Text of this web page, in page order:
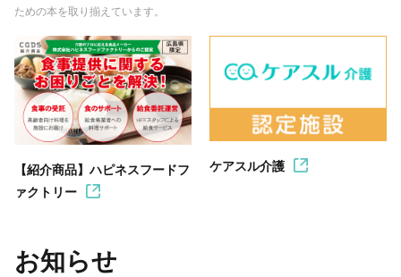
ための本を取り揃えています。
【紹介商品】ハピネスフードフ
ァクトリー
ケアスル介護
お知らせ